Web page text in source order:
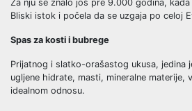
Za nju se znalo još pre 9.000 godina,
Bliski istok i počela da se uzgaja po celoj
Spas za kosti i bubrege
Prijatnog i slatko-orašastog ukusa, jedina
ugljene hidrate, masti, mineralne materije,
idealnom odnosu.